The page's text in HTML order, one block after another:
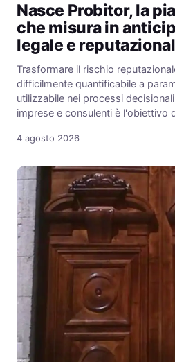
Nasce Probitor, la
che misura in
legale e
Trasformare il rischio
difficilmente quantificabile a
utilizzabile nei processi
imprese e consulenti è l'obiettivo
4 agosto 2026